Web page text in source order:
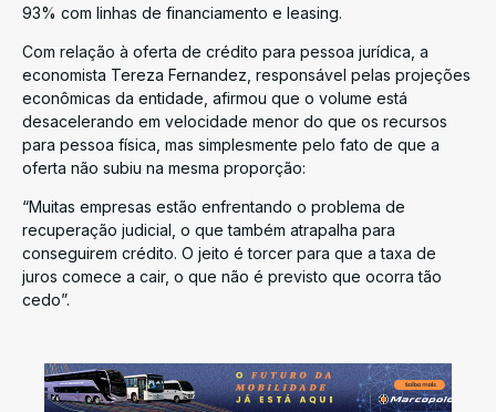
93% com linhas de financiamento e leasing.
Com relação à oferta de crédito para pessoa jurídica, a
economista Tereza Fernandez, responsável pelas projeções
econômicas da entidade, afirmou que o volume está
desacelerando em velocidade menor do que os recursos
para pessoa física, mas simplesmente pelo fato de que a
oferta não subiu na mesma proporção:
“Muitas empresas estão enfrentando o problema de
recuperação judicial, o que também atrapalha para
conseguirem crédito. O jeito é torcer para que a taxa de
juros comece a cair, o que não é previsto que ocorra tão
cedo”.